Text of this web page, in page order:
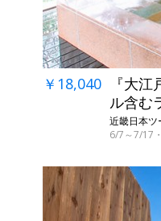
￥18,040
『大
ル含む
近畿日本ツ
6/7～7/17